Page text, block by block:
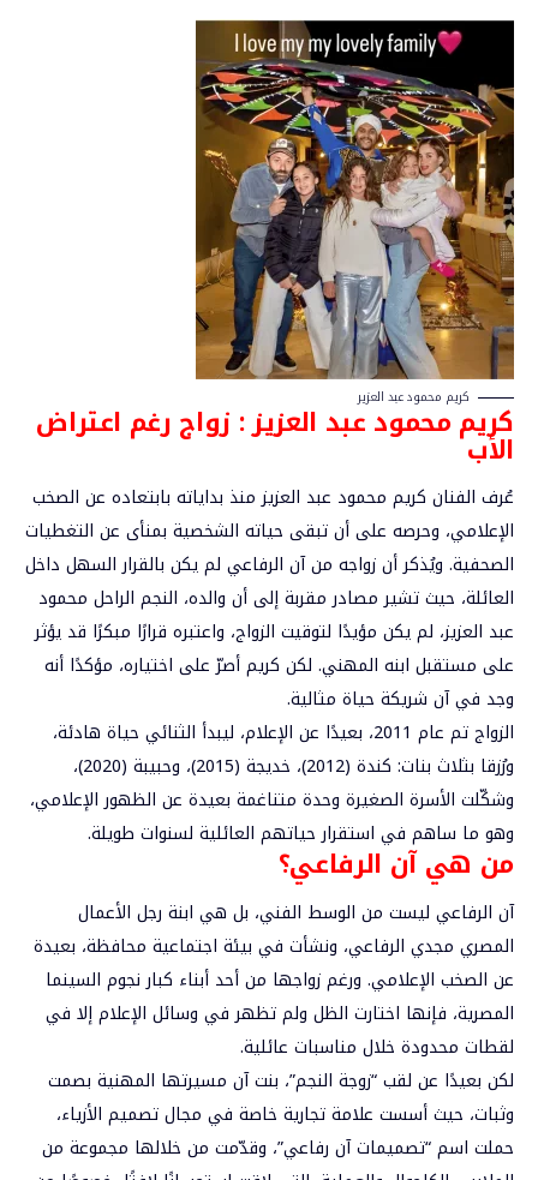
كريم محمود عبد العزير
كريم محمود عبد العزيز : زواج رغم اعتراض
الأب
عُرف الفنان كريم محمود عبد العزيز منذ بداياته بابتعاده عن الصخب
الإعلامي، وحرصه على أن تبقى حياته الشخصية بمنأى عن التغطيات
الصحفية. ويُذكر أن زواجه من آن الرفاعي لم يكن بالقرار السهل داخل
العائلة، حيث تشير مصادر مقربة إلى أن والده، النجم الراحل محمود
عبد العزيز، لم يكن مؤيدًا لتوقيت الزواج، واعتبره قرارًا مبكرًا قد يؤثر
على مستقبل ابنه المهني. لكن كريم أصرّ على اختياره، مؤكدًا أنه
وجد في آن شريكة حياة مثالية.
الزواج تم عام 2011، بعيدًا عن الإعلام، ليبدأ الثنائي حياة هادئة،
ورُزقا بثلاث بنات: كندة (2012)، خديجة (2015)، وحبيبة (2020)،
وشكّلت الأسرة الصغيرة وحدة متناغمة بعيدة عن الظهور الإعلامي،
وهو ما ساهم في استقرار حياتهم العائلية لسنوات طويلة.
من هي آن الرفاعي؟
آن الرفاعي ليست من الوسط الفني، بل هي ابنة رجل الأعمال
المصري مجدي الرفاعي، ونشأت في بيئة اجتماعية محافظة، بعيدة
عن الصخب الإعلامي. ورغم زواجها من أحد أبناء كبار نجوم السينما
المصرية، فإنها اختارت الظل ولم تظهر في وسائل الإعلام إلا في
لقطات محدودة خلال مناسبات عائلية.
لكن بعيدًا عن لقب “زوجة النجم”، بنت آن مسيرتها المهنية بصمت
وثبات، حيث أسست علامة تجارية خاصة في مجال تصميم الأزياء،
حملت اسم “تصميمات آن رفاعي”، وقدّمت من خلالها مجموعة من